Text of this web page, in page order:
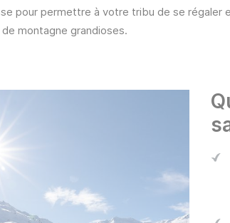
pour permettre à votre tribu de se régaler
montagne grandioses.